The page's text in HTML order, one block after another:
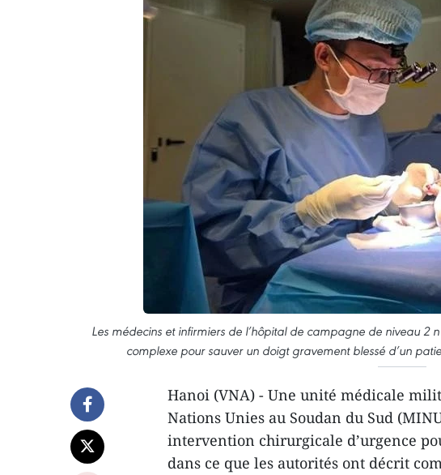
Les médecins et infirmiers de l’hôpital de campagne de niveau 2
complexe pour sauver un doigt gravement blessé d’un
Hanoi (VNA) - Une unité médicale
Nations Unies au Soudan du Sud
intervention chirurgicale d’urgence
dans ce que les autorités ont décrit